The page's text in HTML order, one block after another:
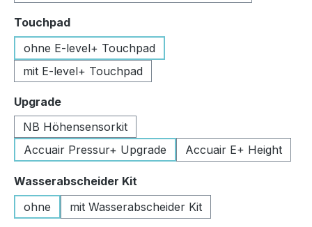
Touchpadauswählen
ohne E-level+ Touchpad
mit E-level+ Touchpad
Upgradeauswählen
NB Höhensensorkit
Accuair Pressur+ Upgrade
Accuair E+ Height
Wasserabscheider Kit
ohne
mit Wasserabscheider Kit